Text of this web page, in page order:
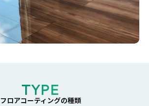
TYPE
フロアコーティングの種類